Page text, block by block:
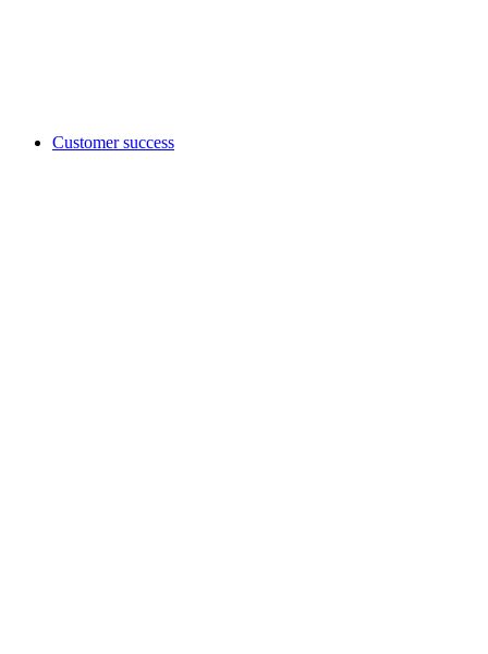
Customer success